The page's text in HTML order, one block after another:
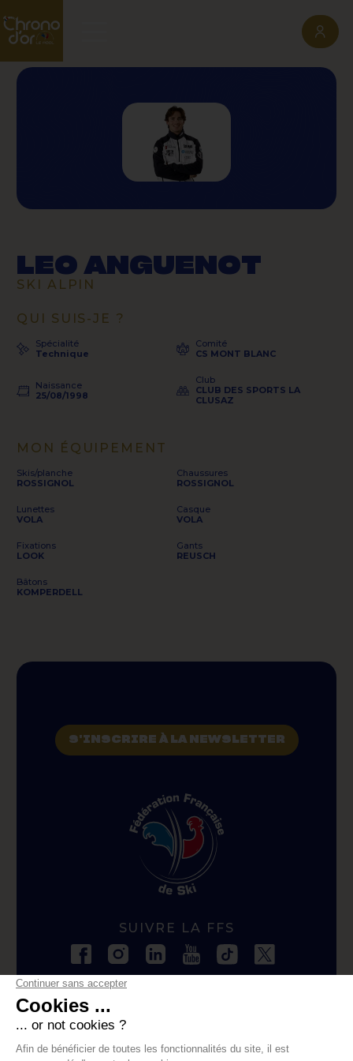
LEO ANGUENOT
SKI ALPIN
QUI SUIS-JE ?
Spécialité
Technique
Comité
CS MONT BLANC
Naissance
25/08/1998
Club
CLUB DES SPORTS LA
CLUSAZ
MON ÉQUIPEMENT
Skis/planche
ROSSIGNOL
Chaussures
ROSSIGNOL
Lunettes
VOLA
Casque
VOLA
Fixations
LOOK
Gants
REUSCH
Bâtons
KOMPERDELL
SUIVRE LA FFS
contact@ffs.fr
S'INSCRIRE À LA NEWSLETTER